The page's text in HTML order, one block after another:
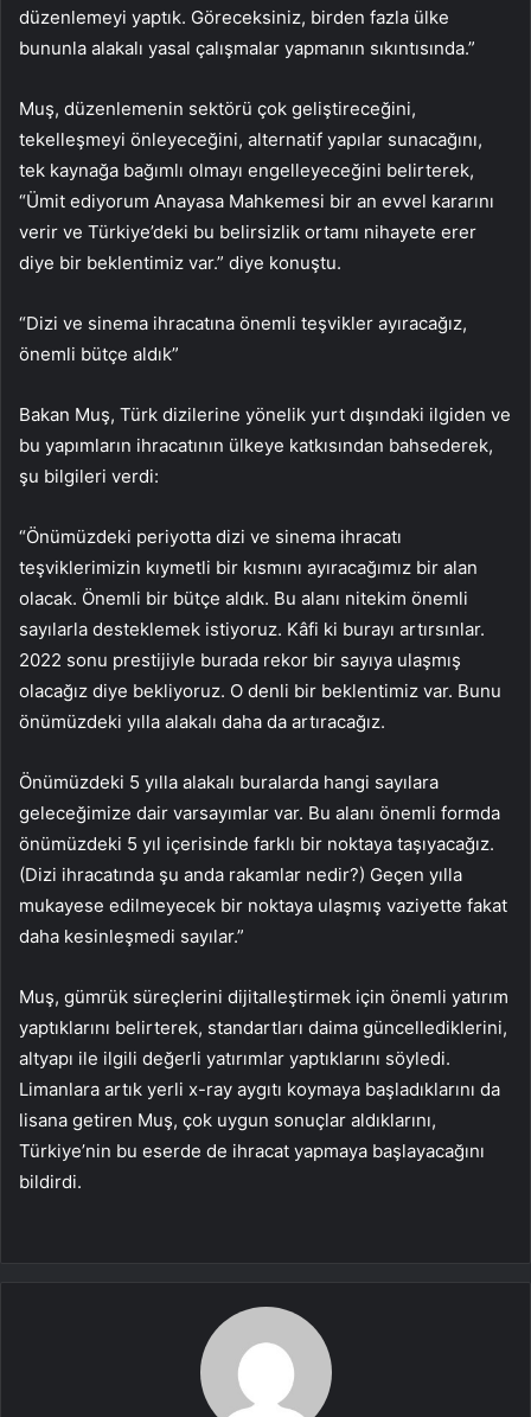
düzenlemeyi yaptık. Göreceksiniz, birden fazla ülke
bununla alakalı yasal çalışmalar yapmanın sıkıntısında.”
Muş, düzenlemenin sektörü çok geliştireceğini,
tekelleşmeyi önleyeceğini, alternatif yapılar sunacağını,
tek kaynağa bağımlı olmayı engelleyeceğini belirterek,
“Ümit ediyorum Anayasa Mahkemesi bir an evvel kararını
verir ve Türkiye’deki bu belirsizlik ortamı nihayete erer
diye bir beklentimiz var.” diye konuştu.
“Dizi ve sinema ihracatına önemli teşvikler ayıracağız,
önemli bütçe aldık”
Bakan Muş, Türk dizilerine yönelik yurt dışındaki ilgiden ve
bu yapımların ihracatının ülkeye katkısından bahsederek,
şu bilgileri verdi:
“Önümüzdeki periyotta dizi ve sinema ihracatı
teşviklerimizin kıymetli bir kısmını ayıracağımız bir alan
olacak. Önemli bir bütçe aldık. Bu alanı nitekim önemli
sayılarla desteklemek istiyoruz. Kâfi ki burayı artırsınlar.
2022 sonu prestijiyle burada rekor bir sayıya ulaşmış
olacağız diye bekliyoruz. O denli bir beklentimiz var. Bunu
önümüzdeki yılla alakalı daha da artıracağız.
Önümüzdeki 5 yılla alakalı buralarda hangi sayılara
geleceğimize dair varsayımlar var. Bu alanı önemli formda
önümüzdeki 5 yıl içerisinde farklı bir noktaya taşıyacağız.
(Dizi ihracatında şu anda rakamlar nedir?) Geçen yılla
mukayese edilmeyecek bir noktaya ulaşmış vaziyette fakat
daha kesinleşmedi sayılar.”
Muş, gümrük süreçlerini dijitalleştirmek için önemli yatırım
yaptıklarını belirterek, standartları daima güncellediklerini,
altyapı ile ilgili değerli yatırımlar yaptıklarını söyledi.
Limanlara artık yerli x-ray aygıtı koymaya başladıklarını da
lisana getiren Muş, çok uygun sonuçlar aldıklarını,
Türkiye’nin bu eserde de ihracat yapmaya başlayacağını
bildirdi.